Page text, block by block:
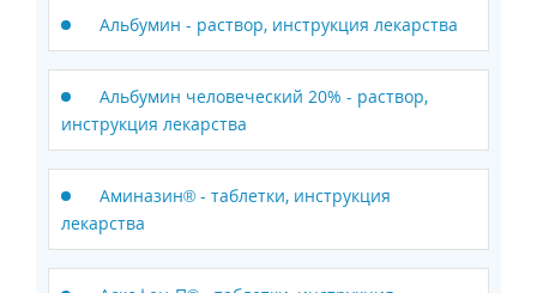
Альбумин - раствор, инструкция лекарства
Альбумин человеческий 20% - раствор,
инструкция лекарства
Аминазин® - таблетки, инструкция
лекарства